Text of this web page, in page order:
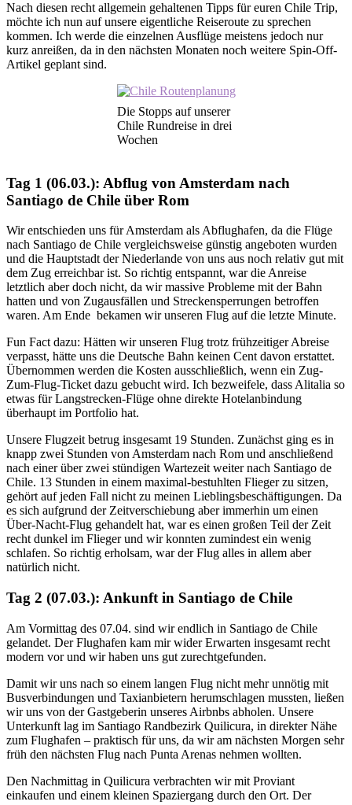
Nach diesen recht allgemein gehaltenen Tipps für euren Chile Trip,
möchte ich nun auf unsere eigentliche Reiseroute zu sprechen
kommen. Ich werde die einzelnen Ausflüge meistens jedoch nur
kurz anreißen, da in den nächsten Monaten noch weitere Spin-Off-
Artikel geplant sind.
Die Stopps auf unserer
Chile Rundreise in drei
Wochen
Tag 1 (06.03.): Abflug von Amsterdam nach
Santiago de Chile über Rom
Wir entschieden uns für Amsterdam als Abflughafen, da die Flüge
nach Santiago de Chile vergleichsweise günstig angeboten wurden
und die Hauptstadt der Niederlande von uns aus noch relativ gut mit
dem Zug erreichbar ist. So richtig entspannt, war die Anreise
letztlich aber doch nicht, da wir massive Probleme mit der Bahn
hatten und von Zugausfällen und Streckensperrungen betroffen
waren. Am Ende bekamen wir unseren Flug auf die letzte Minute.
Fun Fact dazu: Hätten wir unseren Flug trotz frühzeitiger Abreise
verpasst, hätte uns die Deutsche Bahn keinen Cent davon erstattet.
Übernommen werden die Kosten ausschließlich, wenn ein Zug-
Zum-Flug-Ticket dazu gebucht wird. Ich bezweifele, dass Alitalia so
etwas für Langstrecken-Flüge ohne direkte Hotelanbindung
überhaupt im Portfolio hat.
Unsere Flugzeit betrug insgesamt 19 Stunden. Zunächst ging es in
knapp zwei Stunden von Amsterdam nach Rom und anschließend
nach einer über zwei stündigen Wartezeit weiter nach Santiago de
Chile. 13 Stunden in einem maximal-bestuhlten Flieger zu sitzen,
gehört auf jeden Fall nicht zu meinen Lieblingsbeschäftigungen. Da
es sich aufgrund der Zeitverschiebung aber immerhin um einen
Über-Nacht-Flug gehandelt hat, war es einen großen Teil der Zeit
recht dunkel im Flieger und wir konnten zumindest ein wenig
schlafen. So richtig erholsam, war der Flug alles in allem aber
natürlich nicht.
Tag 2 (07.03.): Ankunft in Santiago de Chile
Am Vormittag des 07.04. sind wir endlich in Santiago de Chile
gelandet. Der Flughafen kam mir wider Erwarten insgesamt recht
modern vor und wir haben uns gut zurechtgefunden.
Damit wir uns nach so einem langen Flug nicht mehr unnötig mit
Busverbindungen und Taxianbietern herumschlagen mussten, ließen
wir uns von der Gastgeberin unseres Airbnbs abholen. Unsere
Unterkunft lag im Santiago Randbezirk Quilicura, in direkter Nähe
zum Flughafen – praktisch für uns, da wir am nächsten Morgen sehr
früh den nächsten Flug nach Punta Arenas nehmen wollten.
Den Nachmittag in Quilicura verbrachten wir mit Proviant
einkaufen und einem kleinen Spaziergang durch den Ort. Der